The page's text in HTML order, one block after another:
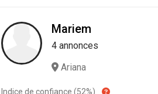
Mariem
4 annonces
Ariana
Indice de confiance (52%)